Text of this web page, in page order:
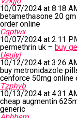
10/07/2024 at 8:18
betamethasone 20
order online
Cqptwx
10/07/2024 at 2:11
permethrin uk – buy
Ueujyj
10/12/2024 at 3:26
buy metronidazole
cenforce 50mg online
Tzphyb
10/13/2024 at 4:31
cheap augmentin
generic